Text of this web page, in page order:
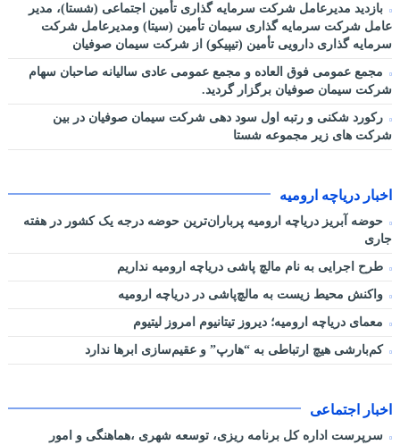
بازدید مدیرعامل شرکت سرمایه گذاری تأمین اجتماعی (شستا)، مدیر
عامل شرکت سرمایه گذاری سیمان تأمین (سیتا) ومدیرعامل شرکت
سرمایه گذاری دارویی تأمین (تیپیکو) از شرکت سیمان صوفیان
مجمع عمومی فوق العاده و مجمع عمومی عادی سالیانه صاحبان سهام
شرکت سیمان صوفیان برگزار گردید.
رکورد شکنی و رتبه اول سود دهی شرکت سیمان صوفیان در بین
شرکت های زیر مجموعه شستا
اخبار دریاچه ارومیه
حوضه آبریز دریاچه ارومیه پرباران‌ترین حوضه‌ درجه یک کشور در هفته
جاری
طرح اجرایی به نام مالچ پاشی دریاچه ارومیه نداریم
واکنش محیط زیست به مالچ‌پاشی در دریاچه ارومیه
معمای دریاچه ارومیه؛ دیروز تیتانیوم امروز لیتیوم
کم‌بارشی هیچ ارتباطی به “هارپ” و عقیم‌سازی ابرها ندارد
اخبار اجتماعی
سرپرست اداره کل برنامه ریزی، توسعه شهری ،هماهنگی و امور